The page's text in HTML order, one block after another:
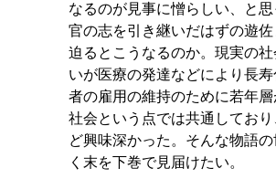
なるのが見事に憎らしい、と
官の志を引き継いだはずの遊
迫るとこうなるのか。現実の
いが医療の発達などにより長
者の雇用の維持のために若年
社会という点では共通してお
ど興味深かった。そんな物語
く末を下巻で見届けたい。